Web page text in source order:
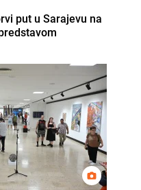
put u Sarajevu na